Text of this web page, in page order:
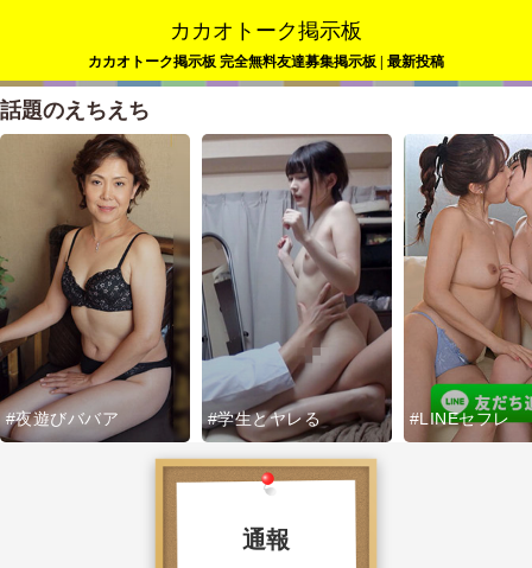
カカオトーク掲示板
カカオトーク掲示板 完全無料友達募集掲示板 | 最新投稿
話題のえちえち
#夜遊びババア #学生とヤレる #LINEセフレ
通報